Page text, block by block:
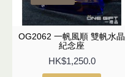
OG2062 一帆風順 雙帆水晶
紀念座
HK$1,250.0